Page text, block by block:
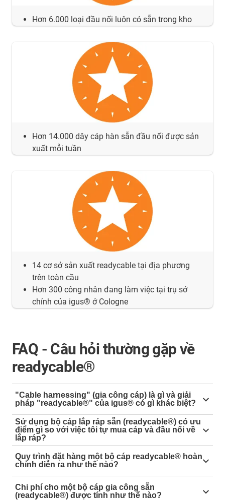
Hơn 6.000 loại đầu nối luôn có sẵn trong kho
Hơn 14.000 dây cáp hàn sẵn đầu nối được sản
xuất mỗi tuần
14 cơ sở sản xuất readycable tại địa phương
trên toàn cầu
Hơn 300 công nhân đang làm việc tại trụ sở
chính của igus® ở Cologne
FAQ - Câu hỏi thường gặp về
readycable®
"Cable harnessing" (gia công cáp) là gì và giải
pháp "readycable®" của igus® có gì khác biệt?
"Gia công cáp" (cable harnessing) là dịch vụ lắp ráp
cáp điện với các đầu nối để tạo thành một bộ cáp
hoàn chỉnh. Tuy nhiên, giải phápreadycable® của
igus®là một tiêu chuẩn vượt trội, được thiết kế
chuyên biệt cho các ứng dụng chuyển động:
Hệ thống tối ưu:Chúng tôi chỉ sử dụng cáp
Sử dụng bộ cáp lắp ráp sẵn (readycable®) có ưu
điểm gì so với việc tôi tự mua cáp và đầu nối về
lắp ráp?
Lợi ích lớn nhất là tối ưu hóa
Tổng Chi Phí Sở Hữu
(TCO) . So với việc tự lắp ráp, readycable® mang lại 4
lợi ích chính:
Tiết kiệm 95% thời gian:Quý khách loại bỏ hoàn
Quy trình đặt hàng một bộ cáp readycable® hoàn
chỉnh diễn ra như thế nào?
igus® đơn giản hóa tối đa quy trình đặt hàng cho
khách hàng, chỉ trong vài bước:
Chi phí cho một bộ cáp gia công sẵn
(readycable®) được tính như thế nào?